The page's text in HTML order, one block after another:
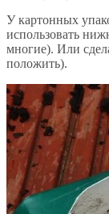
У картонных
использовать
многие). Или
положить).